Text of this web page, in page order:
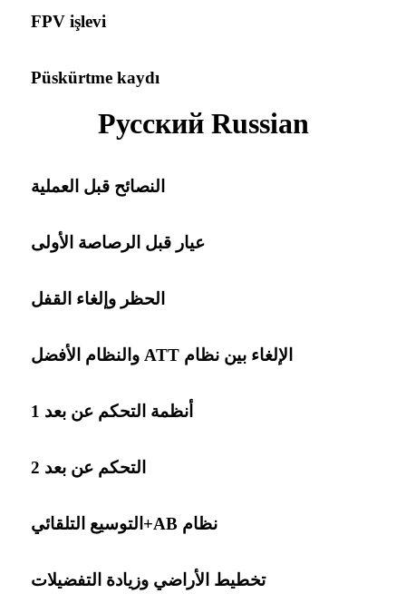
FPV işlevi
Püskürtme kaydı
Русский Russian
النصائح قبل العملية
عيار قبل الرصاصة الأولى
الحظر وإلغاء القفل
الإلغاء بين نظام ATT والنظام الأفضل
أنظمة التحكم عن بعد 1
التحكم عن بعد 2
نظام AB+التوسيع التلقائي
تخطيط الأراضي وزيادة التفضيلات